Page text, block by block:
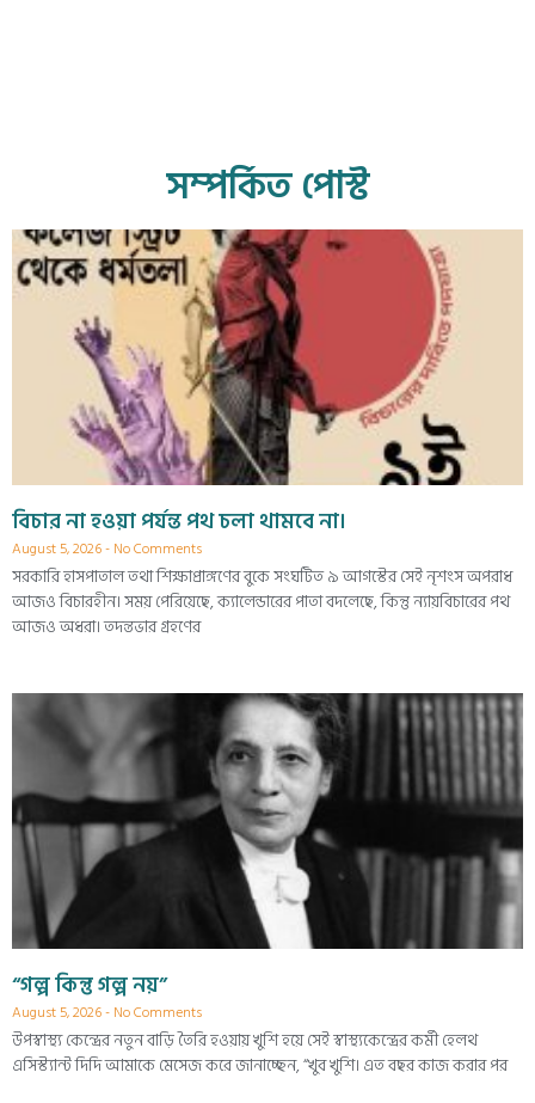
সম্পর্কিত পোস্ট
বিচার না হওয়া পর্যন্ত পথ চলা থামবে না।
August 5, 2026 No Comments
সরকারি হাসপাতাল তথা শিক্ষাপ্রাঙ্গণের বুকে সংঘটিত ৯ আগস্টের সেই নৃশংস অপরাধ
আজও বিচারহীন। সময় পেরিয়েছে, ক্যালেন্ডারের পাতা বদলেছে, কিন্তু ন্যায়বিচারের পথ
আজও অধরা। তদন্তভার গ্রহণের
“গল্প কিন্তু গল্প নয়”
August 5, 2026 No Comments
উপস্বাস্থ্য কেন্দ্রের নতুন বাড়ি তৈরি হওয়ায় খুশি হয়ে সেই স্বাস্থ্যকেন্দ্রের কর্মী হেলথ
এসিস্ট্যান্ট দিদি আমাকে মেসেজ করে জানাচ্ছেন, “খুব খুশি। এত বছর কাজ করার পর